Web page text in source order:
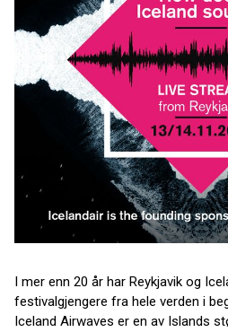
I mer enn 20 år har Reykjavik og
festivalgjengere fra hele verden i
Iceland Airwaves er en av Islands